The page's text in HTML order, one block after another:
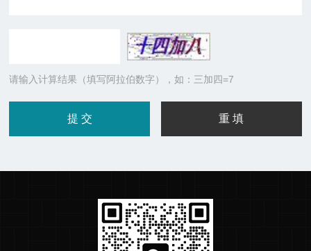
请输入计算结果（填写阿拉伯数字），如：三加四=7